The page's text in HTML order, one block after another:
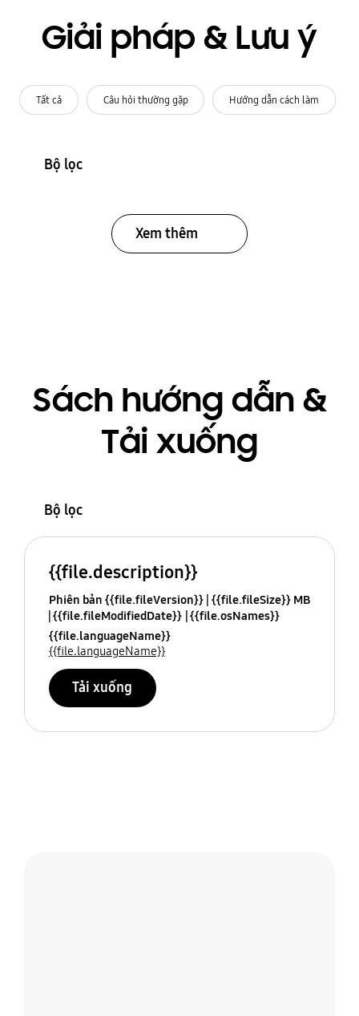
Giải pháp & Lưu ý
Tất cả Câu hỏi thường gặp Hướng dẫn cách làm
Bộ lọc
Xem thêm
Sách hướng dẫn &
Tải xuống
Bộ lọc
{{file.description}}
Phiên bản {{file.fileVersion}} {{file.fileSize}} MB
{{file.fileModifiedDate}} {{file.osNames}}
{{file.languageName}}
{{file.languageName}}
Tải xuống